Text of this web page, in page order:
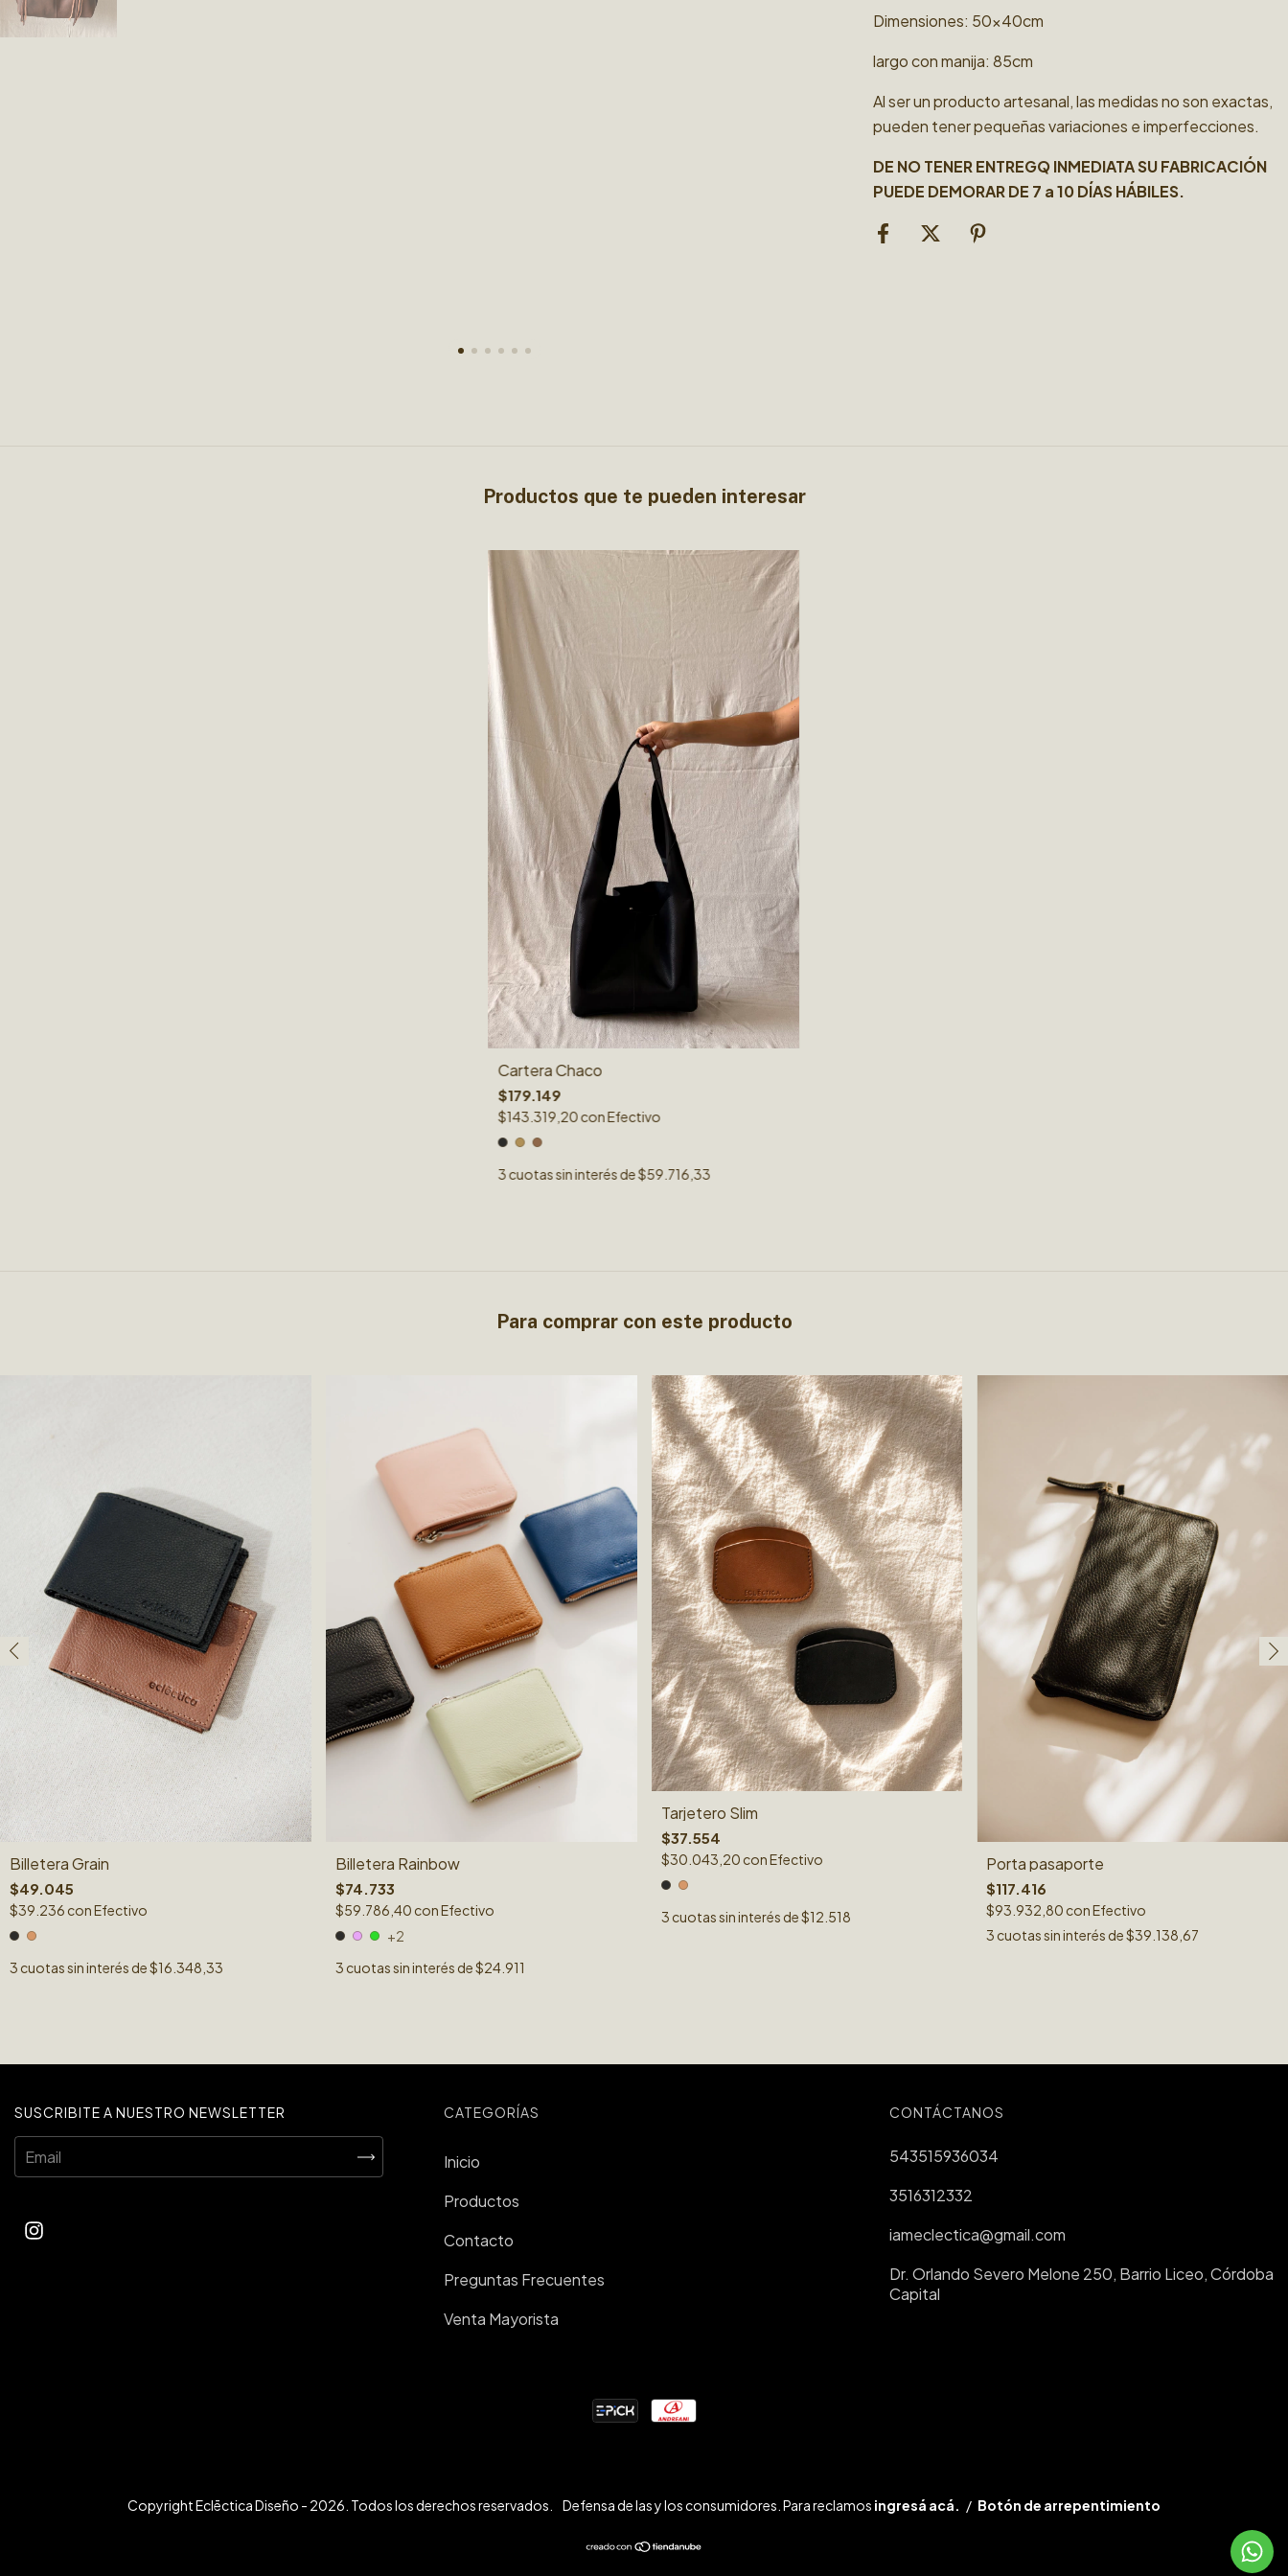
Dimensiones: 50x40cm
largo con manija: 85cm
Al ser un producto artesanal, las medidas no son exactas,
pueden tener pequeñas variaciones e imperfecciones.
DE NO TENER ENTREGQ INMEDIATA SU FABRICACIÓN
PUEDE DEMORAR DE 7 a 10 DÍAS HÁBILES.
Productos que te pueden interesar
Cartera Chaco
$179.149
$143.319,20conEfectivo
3cuotas sin interés de$59.716,33
Para comprar con este producto
Billetera Grain
$49.045
$39.236 conEfectivo
3 cuotas sin interés de$16.348,33
Billetera Rainbow
$74.733
$59.786,40 conEfectivo
+2
3 cuotas sin interés de$24.911
Tarjetero Slim
$37.554
$30.043,20 conEfectivo
3 cuotas sin interés de$12.518
Porta pasaporte
$117.416
$93.932,80 conEfectivo
3 cuotas sin interés de$39.138,67
SUSCRIBITE A NUESTRO NEWSLETTER CATEGORÍAS
Inicio
Productos
Contacto
Preguntas Frecuentes
Venta Mayorista
CONTÁCTANOS
543515936034
3516312332
iameclectica@gmail.com
Dr. Orlando Severo Melone 250, Barrio Liceo, Córdoba
Capital
Copyright Eclēctica Diseño - 2026. Todos los derechos reservados. Defensa de las y los consumidores. Para reclamos ingresá acá. / Botón de arrepentimiento